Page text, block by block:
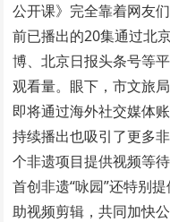
公开课》完全靠着网友
前已播出的20集通过北
博、北京日报头条号等
观看量。眼下，市文旅
即将通过海外社交媒体
持续播出也吸引了更多
个非遗项目提供视频等
首创非遗“咏园”还特别
助视频剪辑，共同加快